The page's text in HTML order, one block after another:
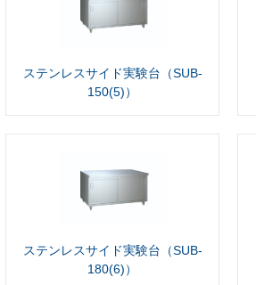
ステンレスサイド実験台（SUB-
150(5)）
ステンレスサイド実験台（SUB-
180(6)）